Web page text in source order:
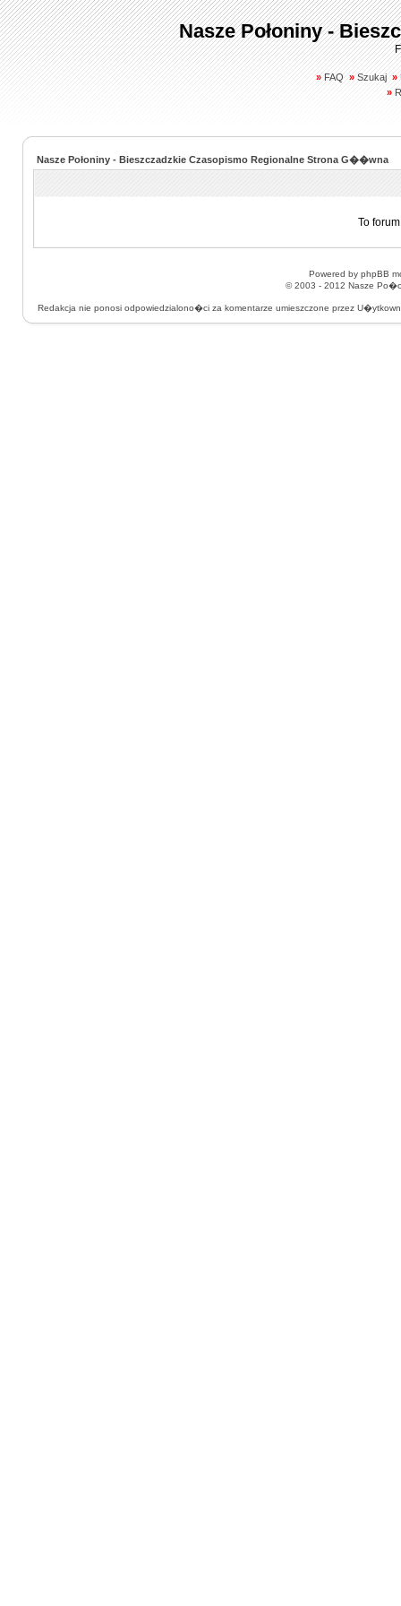
Nasze Połoniny -
» FAQ » Szukaj »
»
Nasze Połoniny - Bieszczadzkie Czasopismo Regionalne Strona G��wna
To
Powered by phpBB
© 2003 - 2012 Nasze
Redakcja nie ponosi odpowiedzialono�ci za komentarze umieszczone przez